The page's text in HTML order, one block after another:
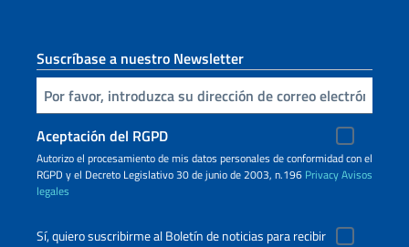
Suscríbase a nuestro Newsletter
Inserta tu correo electronico
Aceptación del RGPD
Autorizo ​​el procesamiento de mis datos personales de conformidad con el
RGPD y el Decreto Legislativo 30 de junio de 2003, n.196 PrivacyAvisos
legales
Sí, quiero suscribirme al Boletín de noticias para recibir